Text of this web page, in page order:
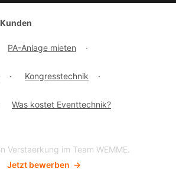
PA-Anlage mieten ·
· Kongresstechnik ·
Was kostet Eventtechnik?
Verstaerkung im Team WEMME.
Jetzt bewerben →